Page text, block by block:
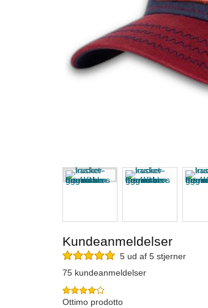
Kundeanmeldelser
5 ud af 5 stjerner
75 kundeanmeldelser
Ottimo prodotto